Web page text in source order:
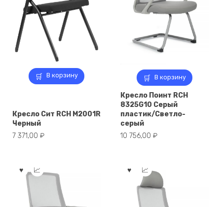
В корзину
Кресло Сит RCH M2001R
Черный
7 371,00 ₽
В корзину
Кресло Поинт RCH
8325G10 Серый
пластик/Светло-
серый
10 756,00 ₽